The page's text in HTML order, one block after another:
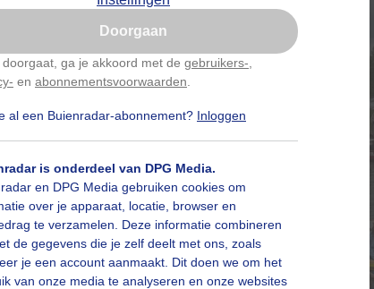
Doorgaan
doorgaat, ga je akkoord met de gebruikers-
en abonnementsvoorwaarden
al een Buienradar-abonnement? Inloggen
is onderdeel van DPG Media.
en DPG Media gebruiken cookies om
over je apparaat, locatie, browser en
te verzamelen. Deze informatie combineren
de gegevens die je zelf deelt met ons, zoals
je een account aanmaakt. Dit doen we om het
van onze media te analyseren en onze websites
Nu niet, misschien later
je Safari en wil je niet elke dag deze pop-up
Klikhierom dit aan te passen